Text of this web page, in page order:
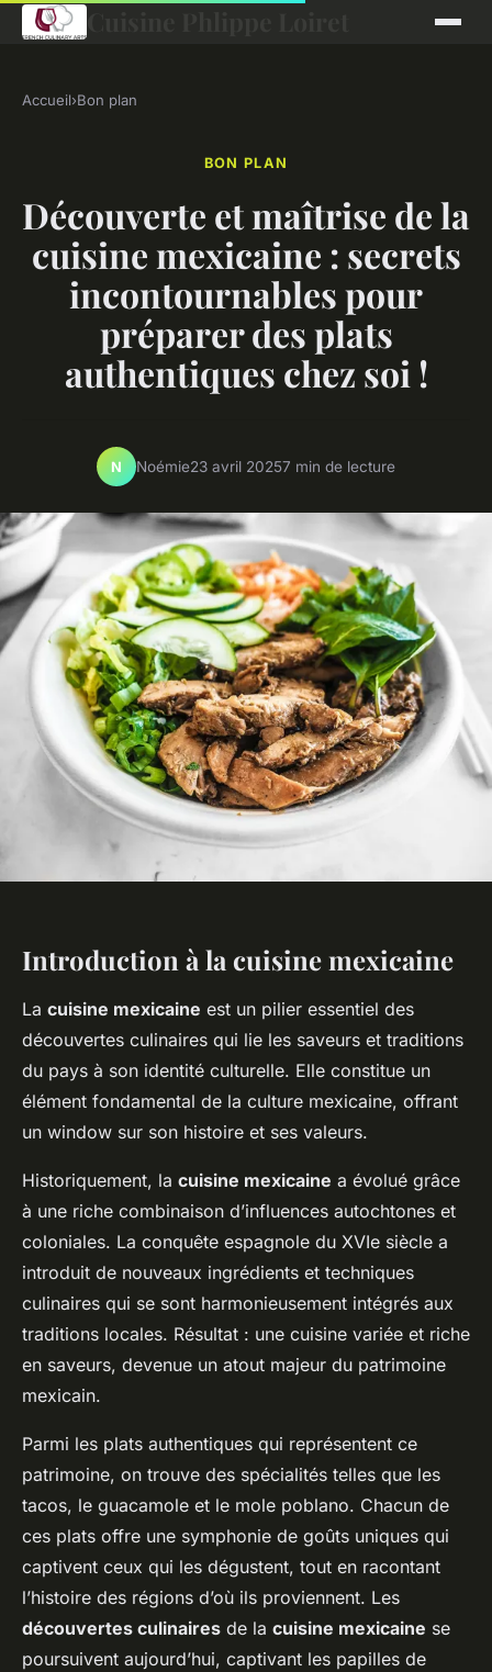
Accueil›Bon plan
BON PLAN
Découverte et maîtrise de la
cuisine mexicaine : secrets
incontournables pour
préparer des plats
authentiques chez soi !
N Noémie23 avril 20257 min de lecture
Introduction à la cuisine mexicaine
La cuisine mexicaine est un pilier essentiel des
découvertes culinaires qui lie les saveurs et traditions
du pays à son identité culturelle. Elle constitue un
élément fondamental de la culture mexicaine, offrant
un window sur son histoire et ses valeurs.
Historiquement, la cuisine mexicaine a évolué grâce
à une riche combinaison d’influences autochtones et
coloniales. La conquête espagnole du XVIe siècle a
introduit de nouveaux ingrédients et techniques
culinaires qui se sont harmonieusement intégrés aux
traditions locales. Résultat : une cuisine variée et riche
en saveurs, devenue un atout majeur du patrimoine
mexicain.
Parmi les plats authentiques qui représentent ce
patrimoine, on trouve des spécialités telles que les
tacos, le guacamole et le mole poblano. Chacun de
ces plats offre une symphonie de goûts uniques qui
captivent ceux qui les dégustent, tout en racontant
l’histoire des régions d’où ils proviennent. Les
découvertes culinaires de la cuisine mexicaine se
poursuivent aujourd’hui, captivant les papilles de